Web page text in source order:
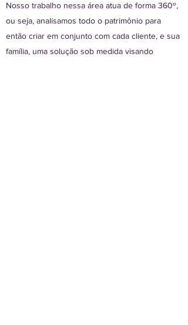
Nosso trabalho nessa área atua de forma 360º,
ou seja, analisamos todo o patrimônio para
então criar em conjunto com cada cliente, e sua
família, uma solução sob medida visando